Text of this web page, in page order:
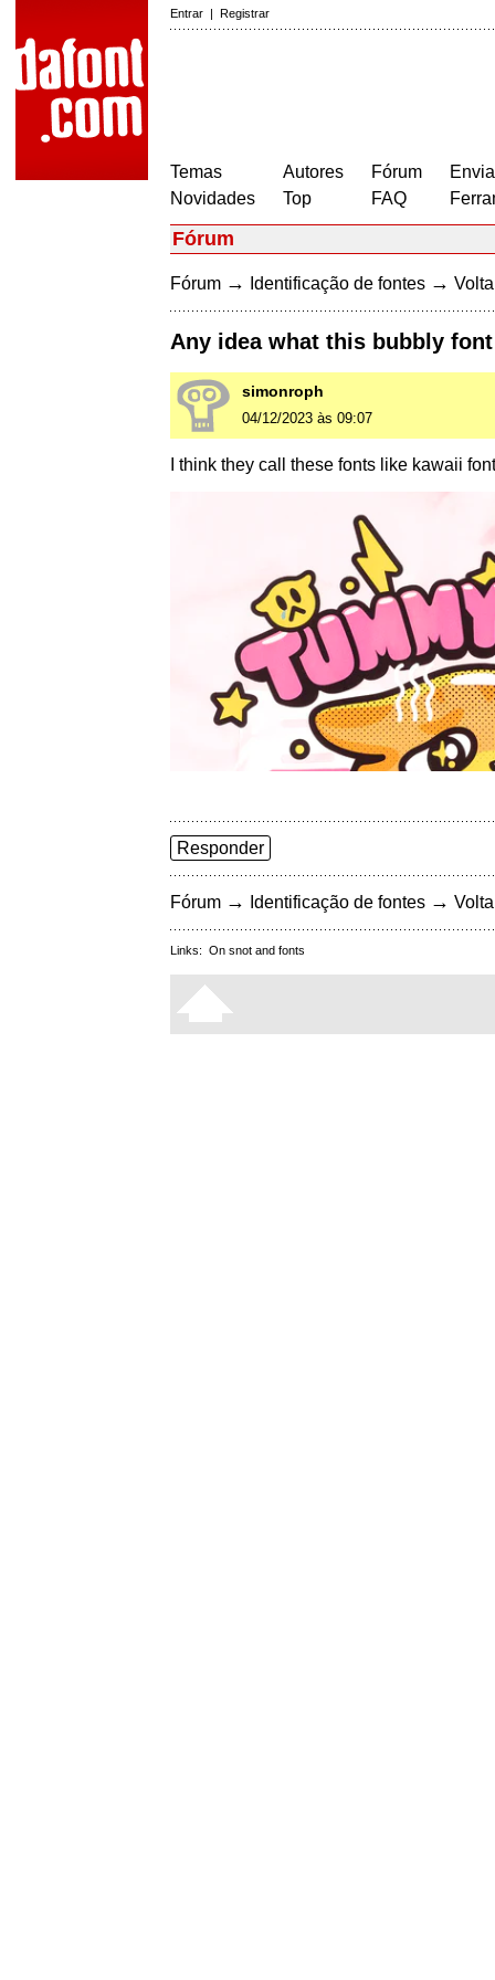
Entrar | Registrar
Temas
Novidades
Autores
Top
Fórum
FAQ
Fórum
Fórum → Identificação de fontes →
Any idea what this bubbly
simonroph
04/12/2023 às 09:07
I think they call these fonts like kawaii
Responder
Fórum → Identificação de fontes →
Links: On snot and fonts